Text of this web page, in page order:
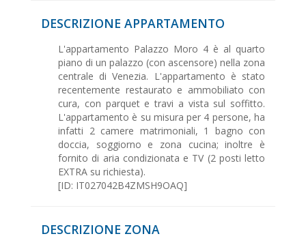
DESCRIZIONE APPARTAMENTO
L'appartamento Palazzo Moro 4 è al quarto
piano di un palazzo (con ascensore) nella zona
centrale di Venezia. L'appartamento è stato
recentemente restaurato e ammobiliato con
cura, con parquet e travi a vista sul soffitto.
L'appartamento è su misura per 4 persone, ha
infatti 2 camere matrimoniali, 1 bagno con
doccia, soggiorno e zona cucina; inoltre è
fornito di aria condizionata e TV (2 posti letto
EXTRA su richiesta).
[ID: IT027042B4ZMSH9OAQ]
DESCRIZIONE ZONA